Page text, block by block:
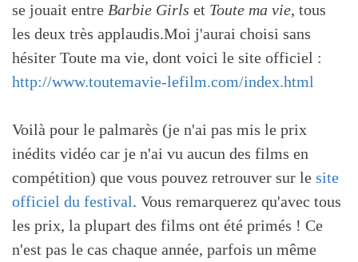
se jouait entre Barbie Girls et Toute ma vie, tous
les deux très applaudis.Moi j'aurai choisi sans
hésiter Toute ma vie, dont voici le site officiel :
http://www.toutemavie-lefilm.com/index.html
Voilà pour le palmarès (je n'ai pas mis le prix
inédits vidéo car je n'ai vu aucun des films en
compétition) que vous pouvez retrouver sur le site
officiel du festival. Vous remarquerez qu'avec tous
les prix, la plupart des films ont été primés ! Ce
n'est pas le cas chaque année, parfois un même